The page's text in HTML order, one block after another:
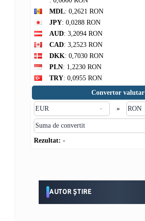
MDL: 0,2621 RON
JPY: 0,0288 RON
AUD: 3,2094 RON
CAD: 3,2523 RON
DKK: 0,7030 RON
PLN: 1,2230 RON
TRY: 0,0955 RON
Convertor valutar
»
Rezultat: -
AUTOR ȘTIRE